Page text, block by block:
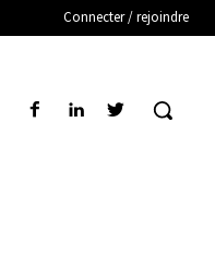
Connecter / rejoindre